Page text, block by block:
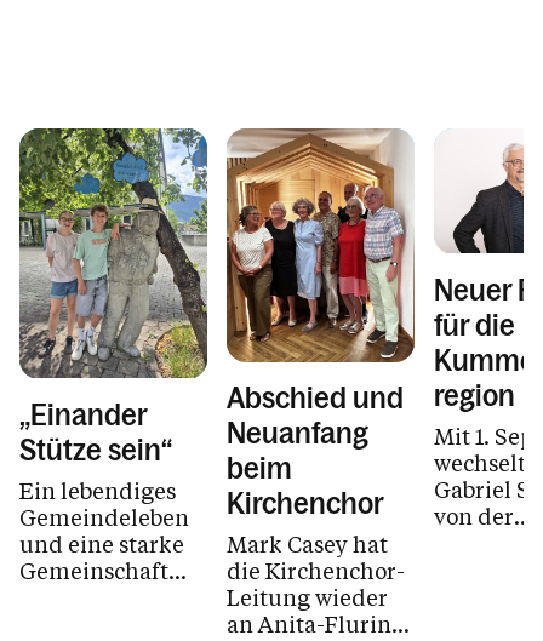
„Einander
Stütze sein“
Ein lebendiges
Gemeindeleben
und eine starke
Gemeinschaft
Abschied und
Neuanfang
beim
Kirchenchor
Mark Casey hat
die Kirchenchor-
Leitung wieder
an Anita-Flurina
Neuer
für die
region
Mit 1.
wechselt
Gabriel
von der